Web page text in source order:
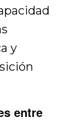
y
entre